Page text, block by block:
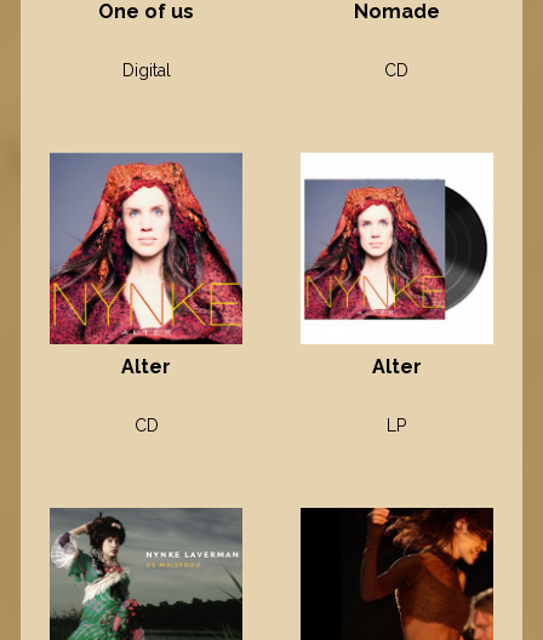
One of us
Digital
Nomade
CD
Alter
CD
Alter
LP